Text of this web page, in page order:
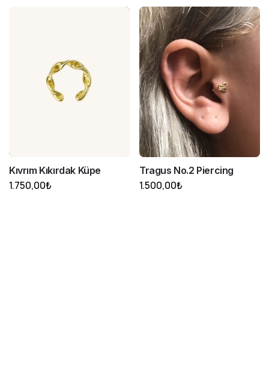
Kıvrım Kıkırdak Küpe
1.750,00₺
Tragus No.2 Piercing
1.500,00₺